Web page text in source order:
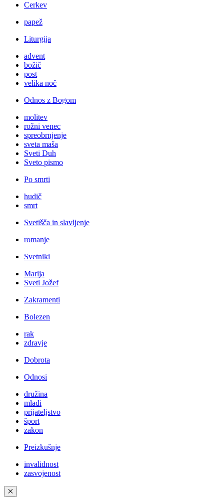
Cerkev
papež
Liturgija
advent
božič
post
velika noč
Odnos z Bogom
molitev
rožni venec
spreobrnjenje
sveta maša
Sveti Duh
Sveto pismo
Po smrti
hudič
smrt
Svetišča in slavljenje
romanje
Svetniki
Marija
Sveti Jožef
Zakramenti
Bolezen
rak
zdravje
Dobrota
Odnosi
družina
mladi
prijateljstvo
šport
zakon
Preizkušnje
invalidnost
zasvojenost
✕